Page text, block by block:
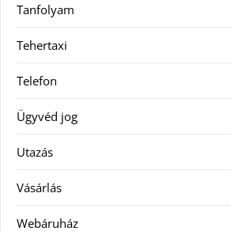
Tanfolyam
Tehertaxi
Telefon
Ügyvéd jog
Utazás
Vásárlás
Webáruház